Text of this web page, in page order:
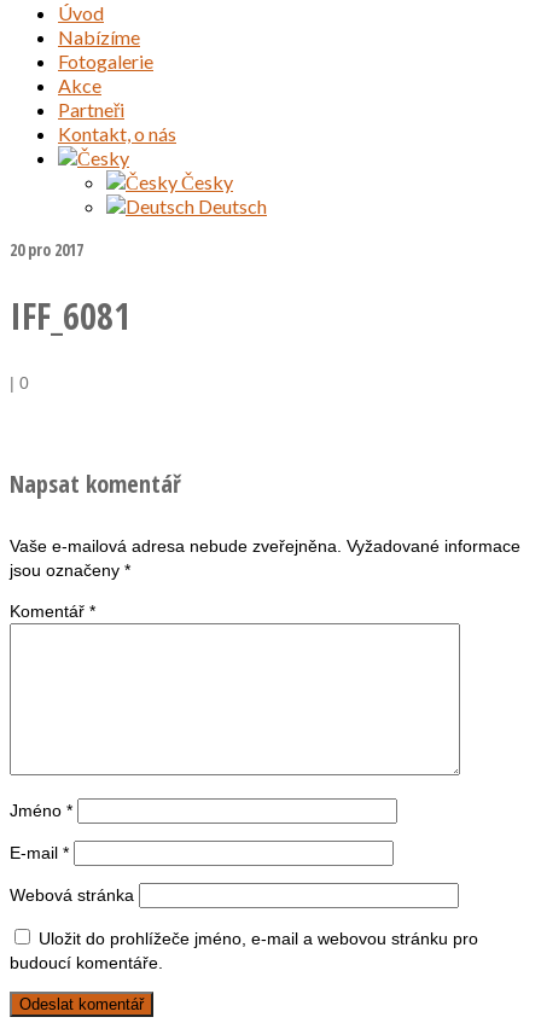
Úvod
Nabízíme
Fotogalerie
Akce
Partneři
Kontakt, o nás
Česky
Deutsch
20pro 2017
IFF_6081
| 0
Napsat komentář
Vaše e-mailová adresa nebude zveřejněna. Vyžadované informace
jsou označeny *
Komentář *
Jméno *
E-mail *
Webová stránka
Uložit do prohlížeče jméno, e-mail a webovou stránku pro
budoucí komentáře.